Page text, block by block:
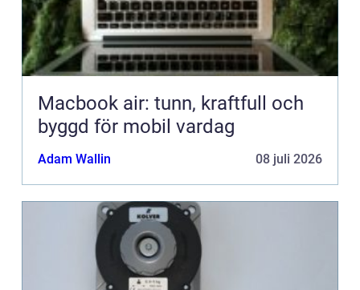
Macbook air: tunn, kraftfull och
byggd för mobil vardag
Adam Wallin 08 juli 2026